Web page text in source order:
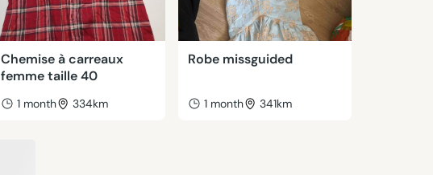
Chemise à carreaux
femme taille 40
1 month 334km
Robe missguided
1 month 341km